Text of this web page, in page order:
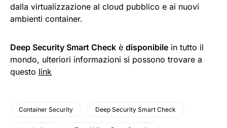
dalla virtualizzazione al cloud pubblico e ai nuovi
ambienti container.
Deep Security Smart Check è disponibile in tutto il
mondo, ulteriori informazioni si possono trovare a
questo link
Container Security Deep Security Smart Check